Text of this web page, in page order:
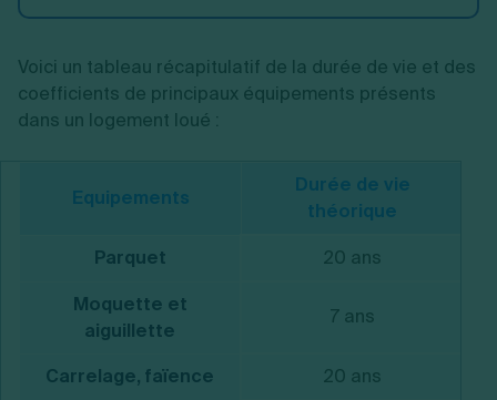
Voici un tableau récapitulatif de la durée de vie et des
coefficients de principaux équipements présents
dans un logement loué :
Equipements
Durée de vie
théorique
Parquet
20 ans
Moquette et
aiguillette
7 ans
Carrelage, faïence
20 ans